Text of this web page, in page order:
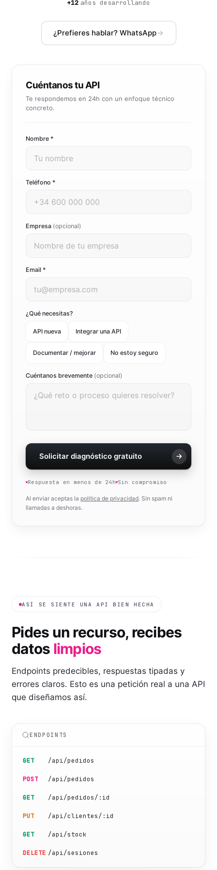
IA integrada en tus sistemas y productos
Resuelve consultas y tickets con IA
+12 años desarrollando
¿Prefieres hablar? WhatsApp
Cuéntanos tu API
Te respondemos en 24h con un enfoque técnico
concreto.
Nombre *
Teléfono *
Empresa (opcional)
Email *
¿Qué necesitas?
API nueva Integrar una API
Documentar / mejorar No estoy seguro
Cuéntanos brevemente (opcional)
Solicitar diagnóstico gratuito
Respuesta en menos de 24h Sin compromiso
Al enviar aceptas la política de privacidad. Sin spam ni
llamadas a deshoras.
ASÍ SE SIENTE UNA API BIEN HECHA
Pides un recurso, recibes
datos limpios
Endpoints predecibles, respuestas tipadas y
errores claros. Esto es una petición real a una API
que diseñamos así.
ENDPOINTS
GET /api/pedidos
POST /api/pedidos
GET /api/pedidos/:id
PUT /api/clientes/:id
GET /api/stock
DELETE /api/sesiones